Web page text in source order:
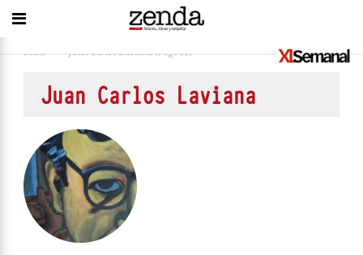
Inicio > Juan Carlos Laviana(Page 13)
Juan Carlos Laviana